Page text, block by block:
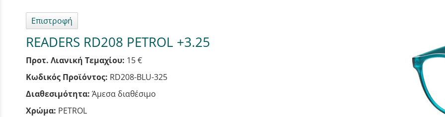
Επιστροφή
READERS RD208 PETROL +3.25
Προτ. Λιανική Τεμαχίου: 15 €
Κωδικός Προϊόντος: RD208-BLU-325
Διαθεσιμότητα: Άμεσα διαθέσιμο
Χρώμα: PETROL